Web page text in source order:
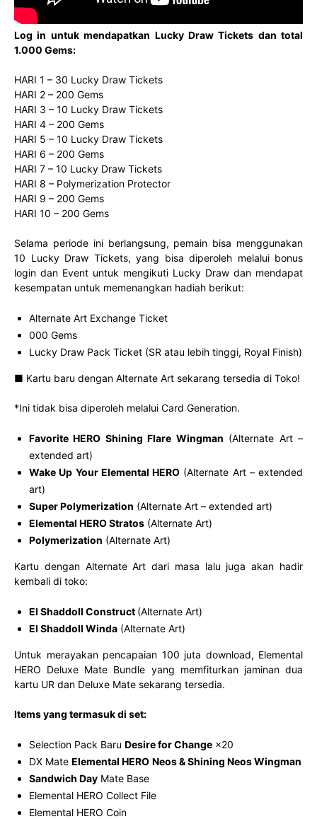
Log in untuk mendapatkan Lucky Draw Tickets dan total
1.000 Gems:
HARI 1 – 30 Lucky Draw Tickets
HARI 2 – 200 Gems
HARI 3 – 10 Lucky Draw Tickets
HARI 4 – 200 Gems
HARI 5 – 10 Lucky Draw Tickets
HARI 6 – 200 Gems
HARI 7 – 10 Lucky Draw Tickets
HARI 8 – Polymerization Protector
HARI 9 – 200 Gems
HARI 10 – 200 Gems
Selama periode ini berlangsung, pemain bisa menggunakan
10 Lucky Draw Tickets, yang bisa diperoleh melalui bonus
login dan Event untuk mengikuti Lucky Draw dan mendapat
kesempatan untuk memenangkan hadiah berikut:
Alternate Art Exchange Ticket
000 Gems
Lucky Draw Pack Ticket (SR atau lebih tinggi, Royal Finish)
■ Kartu baru dengan Alternate Art sekarang tersedia di Toko!
*Ini tidak bisa diperoleh melalui Card Generation.
Favorite HERO Shining Flare Wingman (Alternate Art –
extended art)
Wake Up Your Elemental HERO (Alternate Art – extended
art)
Super Polymerization (Alternate Art – extended art)
Elemental HERO Stratos (Alternate Art)
Polymerization (Alternate Art)
Kartu dengan Alternate Art dari masa lalu juga akan hadir
kembali di toko:
El Shaddoll Construct (Alternate Art)
El Shaddoll Winda (Alternate Art)
Untuk merayakan pencapaian 100 juta download, Elemental
HERO Deluxe Mate Bundle yang memfiturkan jaminan dua
kartu UR dan Deluxe Mate sekarang tersedia.
Items yang termasuk di set:
Selection Pack Baru Desire for Change ×20
DX Mate Elemental HERO Neos & Shining Neos Wingman
Sandwich Day Mate Base
Elemental HERO Collect File
Elemental HERO Coin